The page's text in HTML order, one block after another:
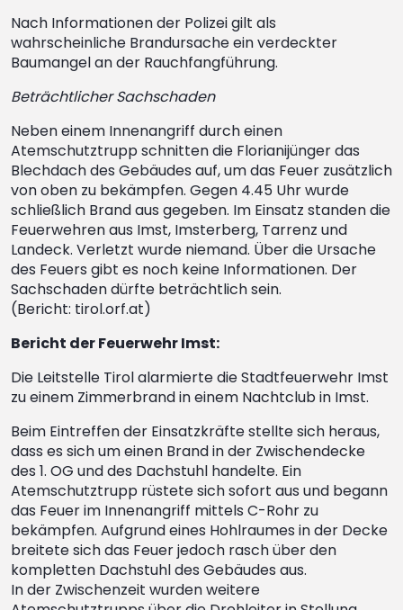
Nach Informationen der Polizei gilt als
wahrscheinliche Brandursache ein verdeckter
Baumangel an der Rauchfangführung.
Beträchtlicher Sachschaden
Neben einem Innenangriff durch einen
Atemschutztrupp schnitten die Florianijünger das
Blechdach des Gebäudes auf, um das Feuer zusätzlich
von oben zu bekämpfen. Gegen 4.45 Uhr wurde
schließlich Brand aus gegeben. Im Einsatz standen die
Feuerwehren aus Imst, Imsterberg, Tarrenz und
Landeck. Verletzt wurde niemand. Über die Ursache
des Feuers gibt es noch keine Informationen. Der
Sachschaden dürfte beträchtlich sein.
(Bericht: tirol.orf.at)
Bericht der Feuerwehr Imst:
Die Leitstelle Tirol alarmierte die Stadtfeuerwehr Imst
zu einem Zimmerbrand in einem Nachtclub in Imst.
Beim Eintreffen der Einsatzkräfte stellte sich heraus,
dass es sich um einen Brand in der Zwischendecke
des 1. OG und des Dachstuhl handelte. Ein
Atemschutztrupp rüstete sich sofort aus und begann
das Feuer im Innenangriff mittels C-Rohr zu
bekämpfen. Aufgrund eines Hohlraumes in der Decke
breitete sich das Feuer jedoch rasch über den
kompletten Dachstuhl des Gebäudes aus.
In der Zwischenzeit wurden weitere